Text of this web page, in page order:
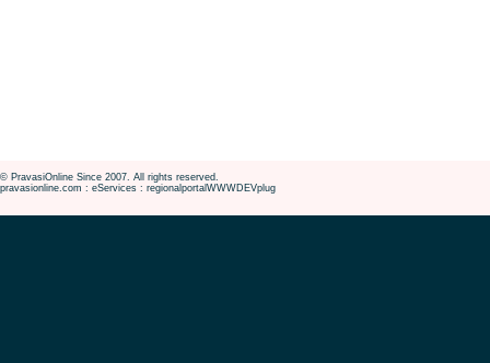
© PravasiOnline Since 2007. All rights reserved.
pravasionline.com : eServices : regionalportalWWWDEVplug